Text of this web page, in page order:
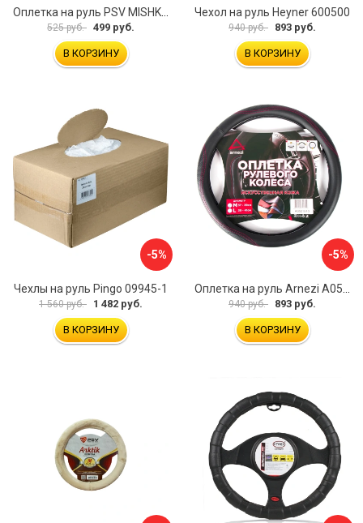
525 руб. 499 руб.
В КОРЗИНУ
Чехол на руль Heyner 600500
940 руб. 893 руб.
В КОРЗИНУ
-5%
Чехлы на руль Pingo 09945-1
1 560 руб. 1 482 руб.
В КОРЗИНУ
-5%
940 руб. 893 руб.
В КОРЗИНУ